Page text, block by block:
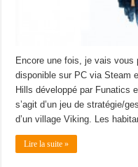
Encore une fois, je vais vous
disponible sur PC via Steam
Hills développé par Funatics
s’agit d’un jeu de stratégie/
d’un village Viking. Les
Lire la suite »